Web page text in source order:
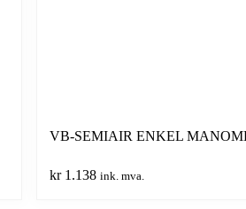
VB-SEMIAIR ENKEL
kr1.138 ink. mva.